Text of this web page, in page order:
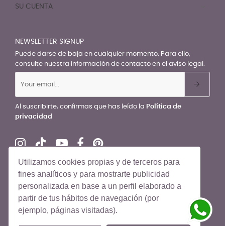
Utilizamos cookies propias y de terceros para
fines analíticos y para mostrarte publicidad
personalizada en base a un perfil elaborado a
partir de tus hábitos de navegación (por
ejemplo, páginas visitadas).
SU CUENTA
NEWSLETTER SIGNUP
Puede darse de baja en cualquier momento. Para ello,
consulte nuestra información de contacto en el aviso legal.
Al suscribirte, confirmas que has leído la Política de
privacidad
© El Recién Nacido 2026. Todos los derechos reservados